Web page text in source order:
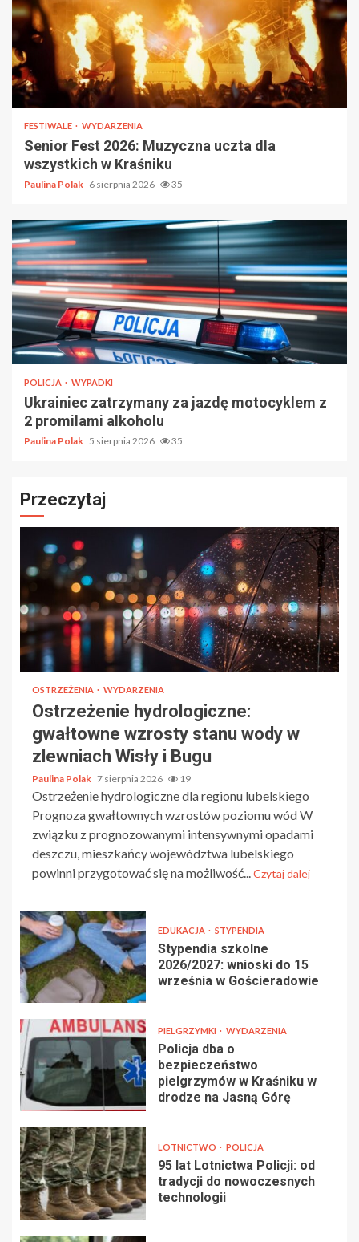
FESTIWALE WYDARZENIA
Senior Fest 2026: Muzyczna uczta dla
wszystkich w Kraśniku
Paulina Polak 6 sierpnia 2026 35
POLICJA WYPADKI
Ukrainiec zatrzymany za jazdę motocyklem z
2 promilami alkoholu
Paulina Polak 5 sierpnia 2026 35
Przeczytaj
OSTRZEŻENIA WYDARZENIA
Ostrzeżenie hydrologiczne:
gwałtowne wzrosty stanu wody w
zlewniach Wisły i Bugu
Paulina Polak 7 sierpnia 2026 19
Ostrzeżenie hydrologiczne dla regionu lubelskiego
Prognoza gwałtownych wzrostów poziomu wód W
związku z prognozowanymi intensywnymi opadami
deszczu, mieszkańcy województwa lubelskiego
powinni przygotować się na możliwość...Czytaj dalej
EDUKACJA STYPENDIA
Stypendia szkolne
2026/2027: wnioski do 15
września w Gościeradowie
PIELGRZYMKI WYDARZENIA
Policja dba o
bezpieczeństwo
pielgrzymów w Kraśniku w
drodze na Jasną Górę
LOTNICTWO POLICJA
95 lat Lotnictwa Policji: od
tradycji do nowoczesnych
technologii